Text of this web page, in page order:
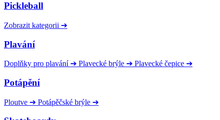
Pickleball
Zobrazit kategorii ➔
Plavání
Doplňky pro plavání ➔ Plavecké brýle ➔ Plavecké čepice ➔
Potápění
Ploutve ➔ Potápěčské brýle ➔